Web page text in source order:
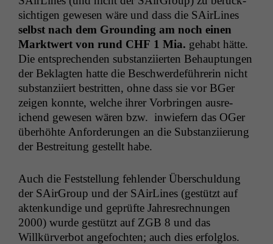
sichti­gen gewe­sen wäre und dass die SAir­Lines
selb­st nach dem Ground­ing am noch einen
Mark­twert von rund CHF 1 Mia. gehabt hätte.
Die entsprechen­den sub­stanzi­ierten Behaup­tun­gen
der Beklagten hat­te die Beschw­erde­führerin nicht
sub­stanzi­iert bestrit­ten, ohne dass sie vor BGer
zeigen kon­nte, welche ihrer Vor­brin­gen aus­re­
ichend gewe­sen wären bzw. inwiefern das OGer
über­höhte Anforderun­gen an die Sub­stanzi­ierung
der Bestre­itung gestellt habe.
Auch die Fest­stel­lung fehlen­der Über­schul­dung
der SAir­Group und der SAir­Lines (gestützt auf
aktenkundi­ge und geprüfte Jahres­rech­nun­gen
2000) wurde gestützt auf ZGB 8 und das
Willkürver­bot ange­focht­en; auch dies erfol­g­los.